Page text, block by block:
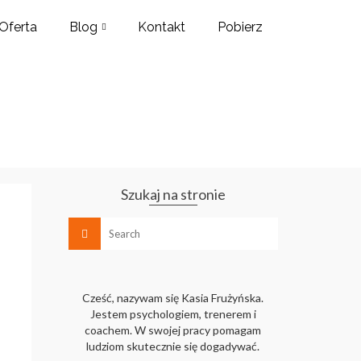
Blog Kontakt Pobierz
Szukaj na stronie
Cześć, nazywam się Kasia Frużyńska.
Jestem psychologiem, trenerem i
coachem. W swojej pracy pomagam
ludziom skutecznie się dogadywać.